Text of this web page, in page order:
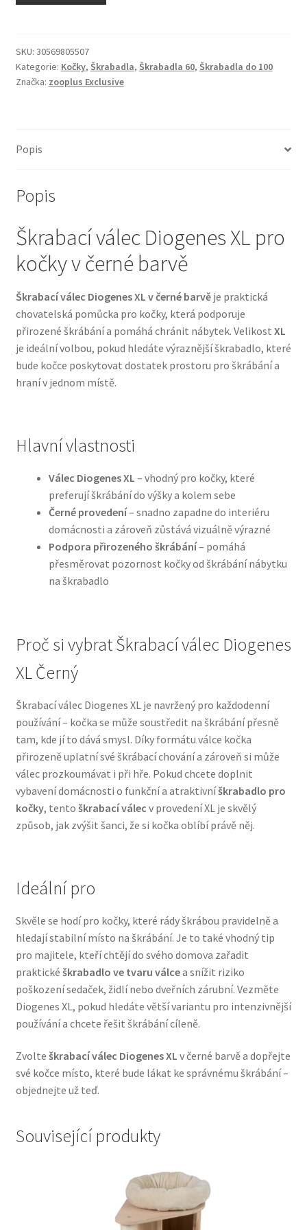
Odpočívadla pro kočky
Pamlsky pro kočky
Škrabadla pro kočky
Veterinární dieta pro kočky
Vše pro psy — Krmivo, doplňky, vybavení
Boudy a výběhy
Bozita pro psy — Švédské krmivo s nordickou kvalitou
Brit pro psy
Natural Trainer pro psy — Italské krmivo s
Happy Dog — Německá kvalita a přirozené složení
Hill’s pro psy
Hračky pro psy
N&D Farmina pro psy — Italské holistic krmivo
Oblečky pro psy
Pamlsky pro psy
Pelíšky pro psy
Ortopedické pelíšky
Přepravky pro psy
Veterinární dieta pro psy
Vodítka a obojky
Wolf of Wilderness
SKU: 30569805507
Kategorie: Kočky, Škrabadla, Škrabadla 60, Škrabadla do 100
Značka: zooplus Exclusive
Popis
Popis
Škrabací válec Diogenes XL pro
kočky v černé barvě
Škrabací válec Diogenes XL v černé barvěje praktická
chovatelská pomůcka pro kočky, která podporuje
přirozené škrábání a pomáhá chránit nábytek. Velikost XL
je ideální volbou, pokud hledáte výraznější škrabadlo, které
bude kočce poskytovat dostatek prostoru pro škrábání a
hraní v jednom místě.
Hlavní vlastnosti
Válec Diogenes XL – vhodný pro kočky, které
preferují škrábání do výšky a kolem sebe
Černé provedení– snadno zapadne do interiéru
domácnosti a zároveň zůstává vizuálně výrazné
Podpora přirozeného škrábání– pomáhá
přesměrovat pozornost kočky od škrábání nábytku
na škrabadlo
Proč si vybrat Škrabací válec Diogenes
XL Černý
Škrabací válec Diogenes XL je navržený pro každodenní
používání – kočka se může soustředit na škrábání přesně
tam, kde jí to dává smysl. Díky formátu válce kočka
přirozeně uplatní své škrábací chování a zároveň si může
válec prozkoumávat i při hře. Pokud chcete doplnit
vybavení domácnosti o funkční a atraktivníškrabadlo pro
kočky, tento škrabací válec v provedení XL je skvělý
způsob, jak zvýšit šanci, že si kočka oblíbí právě něj.
Ideální pro
Skvěle se hodí pro kočky, které rády škrábou pravidelně a
hledají stabilní místo na škrábání. Je to také vhodný tip
pro majitele, kteří chtějí do svého domova zařadit
praktické škrabadlo ve tvaru válcea snížit riziko
poškození sedaček, židlí nebo dveřních zárubní. Vezměte
Diogenes XL, pokud hledáte větší variantu pro intenzivnější
používání a chcete řešit škrábání cíleně.
Zvolte škrabací válec Diogenes XL v černé barvě a dopřejte
své kočce místo, které bude lákat ke správnému škrábání –
objednejte už teď.
Související produkty